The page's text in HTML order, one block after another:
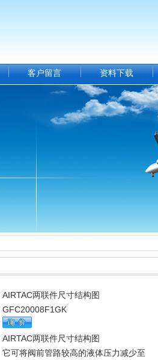
客户留言 资料下载
AIRTAC两联件尺寸结构图
GFC20008F1GK
AIRTAC两联件尺寸结构图
它可将阀前管路较高的液体压力减少至